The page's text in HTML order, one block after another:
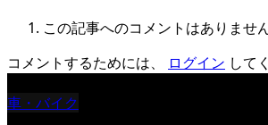
この記事へのコメントはありません
コメントするためには、
ログイン して
車・バイク